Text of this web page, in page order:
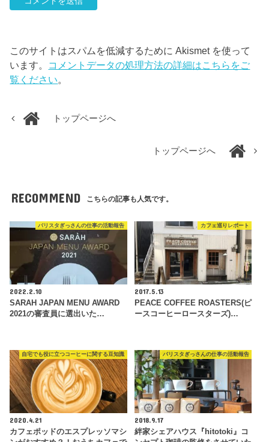
このサイトはスパムを低減するために Akismet を使って
います。 コメントデータの処理方法の詳細はこちらをご
覧ください。
トップページへ
トップページへ
RECOMMEND こちらの記事も人気です。
バリスタぎっさんの仕事の活動報告
2022.2.10
SARAH JAPAN MENU AWARD
2021の審査員に選出いた…
カフェ巡りレポート
2017.5.13
PEACE COFFEE ROASTERS(ピ
ースコーヒーロースターズ)…
自宅でも役に立つコーヒーに関する豆知識
2020.4.21
カフェポッドのエスプレッソマシ
バリスタぎっさんの仕事の活動報告
2018.9.17
絆家シェアハウス『hitotoki』コ